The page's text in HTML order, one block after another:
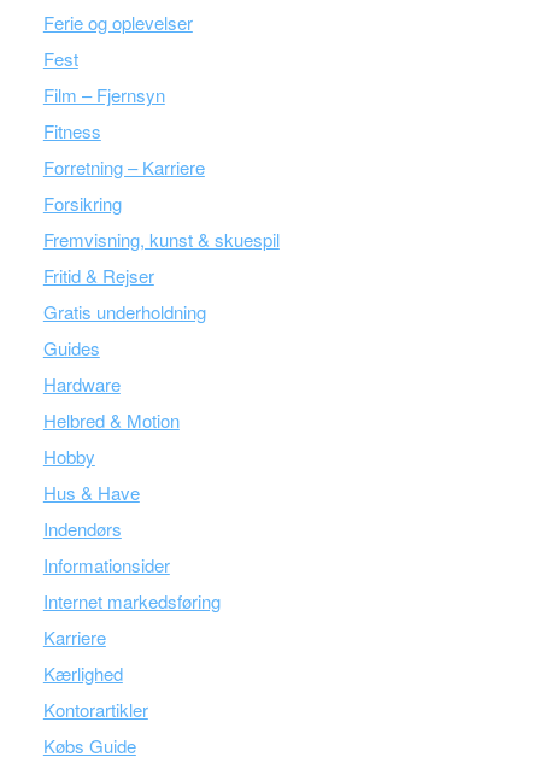
Ferie og oplevelser
Fest
Film – Fjernsyn
Fitness
Forretning – Karriere
Forsikring
Fremvisning, kunst & skuespil
Fritid & Rejser
Gratis underholdning
Guides
Hardware
Helbred & Motion
Hobby
Hus & Have
Indendørs
Informationsider
Internet markedsføring
Karriere
Kærlighed
Kontorartikler
Købs Guide